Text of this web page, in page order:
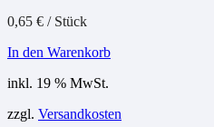
0,65 € / Stück
In den Warenkorb
inkl. 19 % MwSt.
zzgl. Versandkosten